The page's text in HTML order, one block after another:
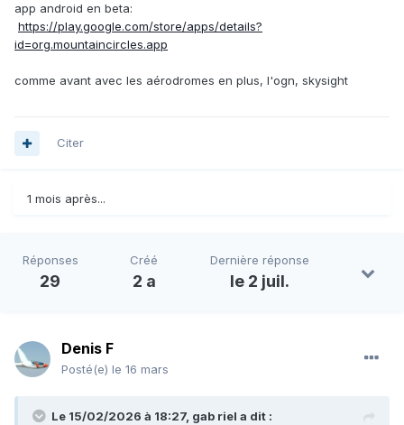
app android en beta:
https://play.google.com/store/apps/details?
id=org.mountaincircles.app
comme avant avec les aérodromes en plus, l'ogn, skysight
Citer
1 mois après...
Réponses
29
Créé
2 a
Dernière réponse
le 2 juil.
Denis F
Posté(e) le 16 mars
Le 15/02/2026 à 18:27, gab riel a dit :